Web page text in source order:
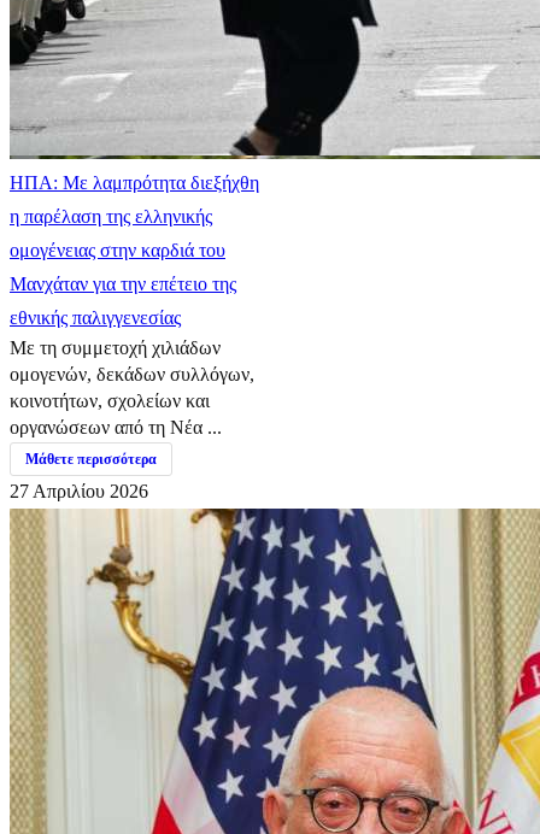
ΗΠΑ: Με λαμπρότητα διεξήχθη
η παρέλαση της ελληνικής
ομογένειας στην καρδιά του
Μανχάταν για την επέτειο της
εθνικής παλιγγενεσίας
Με τη συμμετοχή χιλιάδων
ομογενών, δεκάδων συλλόγων,
κοινοτήτων, σχολείων και
οργανώσεων από τη Νέα ...
Μάθετε περισσότερα
27 Απριλίου 2026